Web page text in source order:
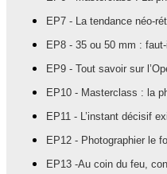
EP7 - La tendance néo-
EP8 - 35 ou 50 mm :
EP9 - Tout savoir sur
EP10 - Masterclass : la
EP11 - L’instant décisif
EP12 - Photographier le
EP13 -Au coin du feu,